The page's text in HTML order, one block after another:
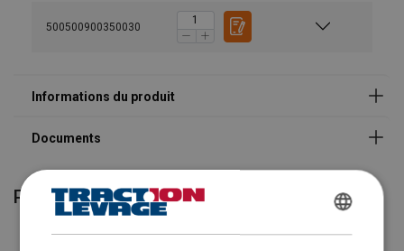
500500900350030
Produits associés